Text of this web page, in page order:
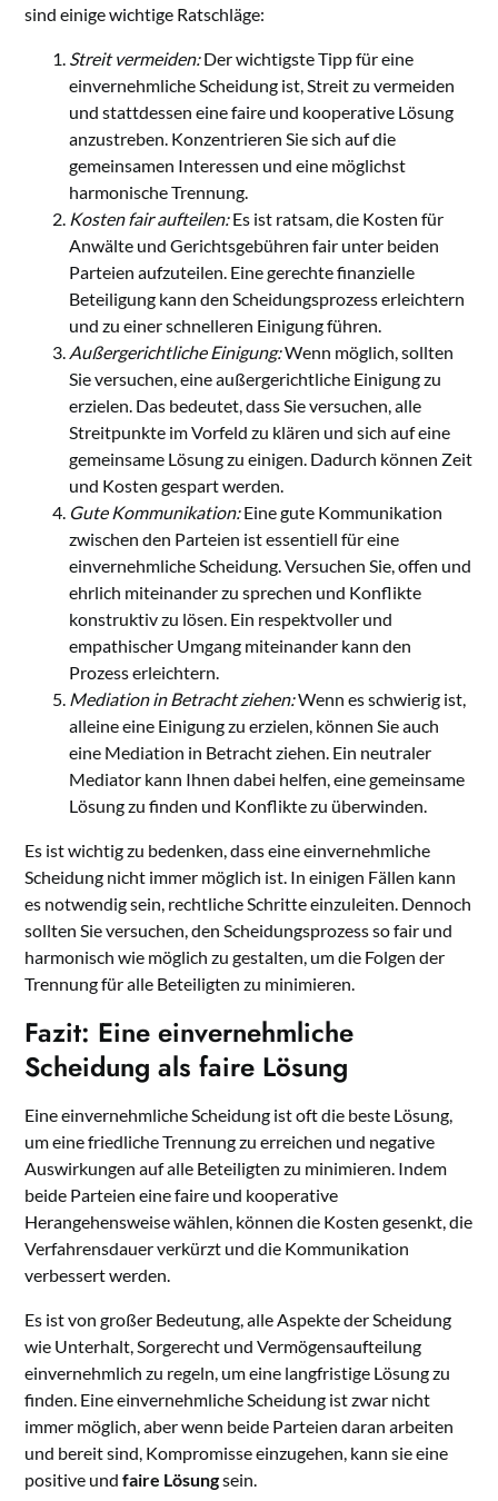
sind einige wichtige Ratschläge:
Streit vermeiden:Der wichtigste Tipp für eine
einvernehmliche Scheidung ist, Streit zu vermeiden
und stattdessen eine faire und kooperative Lösung
anzustreben. Konzentrieren Sie sich auf die
gemeinsamen Interessen und eine möglichst
harmonische Trennung.
Kosten fair aufteilen:Es ist ratsam, die Kosten für
Anwälte und Gerichtsgebühren fair unter beiden
Parteien aufzuteilen. Eine gerechte finanzielle
Beteiligung kann den Scheidungsprozess erleichtern
und zu einer schnelleren Einigung führen.
Außergerichtliche Einigung:Wenn möglich, sollten
Sie versuchen, eine außergerichtliche Einigung zu
erzielen. Das bedeutet, dass Sie versuchen, alle
Streitpunkte im Vorfeld zu klären und sich auf eine
gemeinsame Lösung zu einigen. Dadurch können Zeit
und Kosten gespart werden.
Gute Kommunikation:Eine gute Kommunikation
zwischen den Parteien ist essentiell für eine
einvernehmliche Scheidung. Versuchen Sie, offen und
ehrlich miteinander zu sprechen und Konflikte
konstruktiv zu lösen. Ein respektvoller und
empathischer Umgang miteinander kann den
Prozess erleichtern.
Mediation in Betracht ziehen:Wenn es schwierig ist,
alleine eine Einigung zu erzielen, können Sie auch
eine Mediation in Betracht ziehen. Ein neutraler
Mediator kann Ihnen dabei helfen, eine gemeinsame
Lösung zu finden und Konflikte zu überwinden.
Es ist wichtig zu bedenken, dass eine einvernehmliche
Scheidung nicht immer möglich ist. In einigen Fällen kann
es notwendig sein, rechtliche Schritte einzuleiten. Dennoch
sollten Sie versuchen, den Scheidungsprozess so fair und
harmonisch wie möglich zu gestalten, um die Folgen der
Trennung für alle Beteiligten zu minimieren.
Fazit: Eine einvernehmliche
Scheidung als faire Lösung
Eine einvernehmliche Scheidung ist oft die beste Lösung,
um eine friedliche Trennung zu erreichen und negative
Auswirkungen auf alle Beteiligten zu minimieren. Indem
beide Parteien eine faire und kooperative
Herangehensweise wählen, können die Kosten gesenkt, die
Verfahrensdauer verkürzt und die Kommunikation
verbessert werden.
Es ist von großer Bedeutung, alle Aspekte der Scheidung
wie Unterhalt, Sorgerecht und Vermögensaufteilung
einvernehmlich zu regeln, um eine langfristige Lösung zu
finden. Eine einvernehmliche Scheidung ist zwar nicht
immer möglich, aber wenn beide Parteien daran arbeiten
und bereit sind, Kompromisse einzugehen, kann sie eine
positive undfaire Lösungsein.